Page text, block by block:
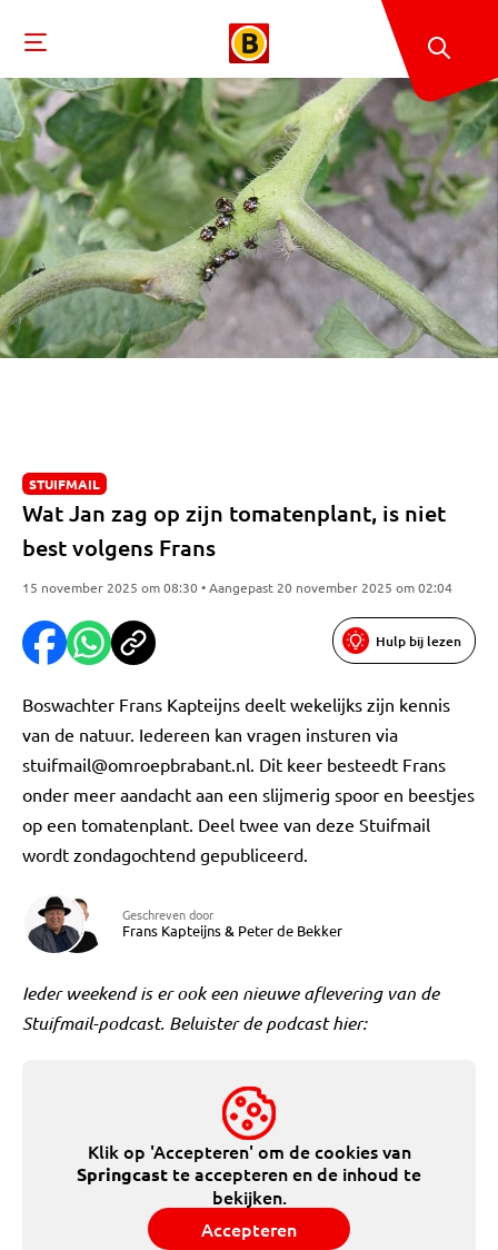
STUIFMAIL
Wat Jan zag op zijn tomatenplant, is niet
best volgens Frans
15 november 2025 om 08:30 • Aangepast 20 november 2025 om 02:04
Hulp bij lezen
Boswachter Frans Kapteijns deelt wekelijks zijn kennis
van de natuur. Iedereen kan vragen insturen via
stuifmail@omroepbrabant.nl. Dit keer besteedt Frans
onder meer aandacht aan een slijmerig spoor en beestjes
op een tomatenplant. Deel twee van deze Stuifmail
wordt zondagochtend gepubliceerd.
Geschreven door
Frans Kapteijns& Peter de Bekker
Ieder weekend is er ook een nieuwe aflevering van de
Stuifmail-podcast. Beluister de podcast hier:
Klik op 'Accepteren' om de cookies van
Springcast te accepteren en de inhoud te
bekijken.
Accepteren